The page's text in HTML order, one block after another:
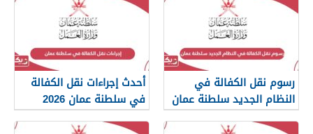
رسوم نقل الكفالة في
النظام الجديد سلطنة عمان
2026
أحدث إجراءات نقل الكفالة
في سلطنة عمان 2026